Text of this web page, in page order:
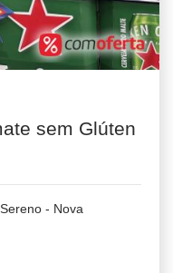
sem Glúten
- Nova